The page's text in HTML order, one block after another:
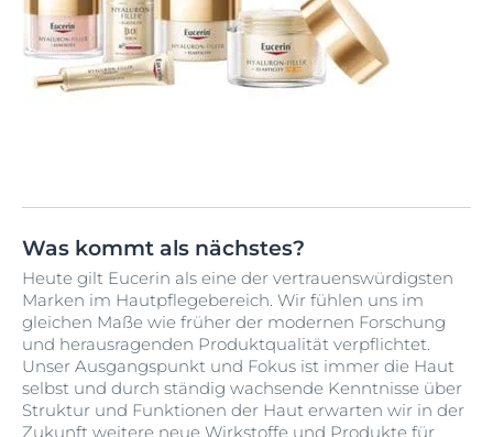
Was kommt als nächstes?
Heute gilt Eucerin als eine der vertrauenswürdigsten
Marken im Hautpflegebereich. Wir fühlen uns im
gleichen Maße wie früher der modernen Forschung
und herausragenden Produktqualität verpflichtet.
Unser Ausgangspunkt und Fokus ist immer die Haut
selbst und durch ständig wachsende Kenntnisse über
Struktur und Funktionen der Haut erwarten wir in der
Zukunft weitere neue Wirkstoffe und Produkte für